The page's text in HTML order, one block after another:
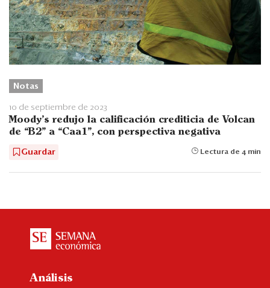
Notas
10 de septiembre de 2023
Moody’s redujo la calificación crediticia de Volcan
de “B2” a “Caa1”, con perspectiva negativa
Guardar Lectura de 4 min
Análisis